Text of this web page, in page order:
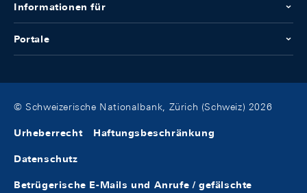
Informationen für
Portale
© Schweizerische Nationalbank, Zürich (Schweiz) 2026
Urheberrecht Haftungsbeschränkung
Datenschutz
Betrügerische E-Mails und Anrufe / gefälschte